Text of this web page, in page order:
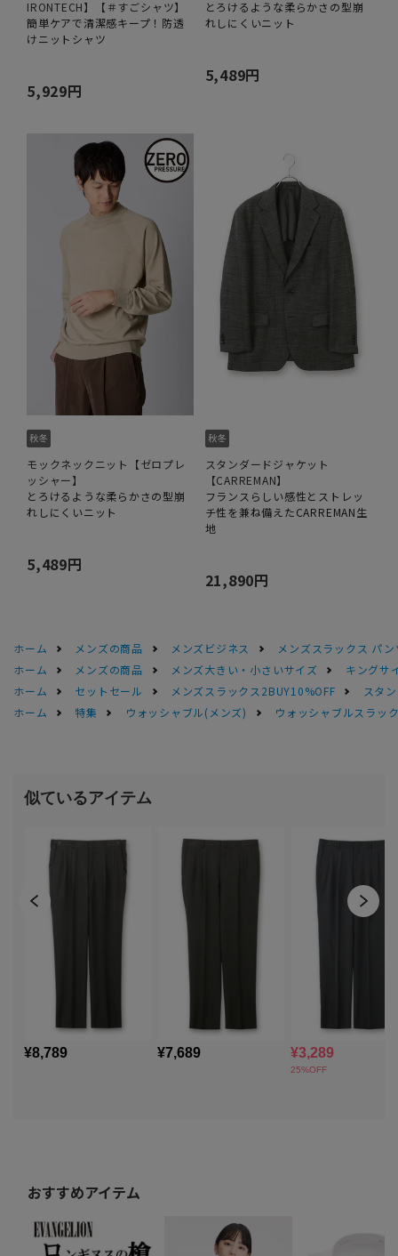
IRONTECH】【＃すごシャツ】
簡単ケアで清潔感キープ！防透
けニットシャツ
5,929円
とろけるような柔らかさの型崩
れしにくいニット
5,489円
モックネックニット【ゼロプレ
ッシャー】
とろけるような柔らかさの型崩
れしにくいニット
5,489円
スタンダードジャケット
【CARREMAN】
フランスらしい感性とストレッ
チ性を兼ね備えたCARREMAN生
地
21,890円
ホーム メンズの商品 メンズビジネス
メンズスラックス パン
ホーム
メンズの商品 メンズ大きい・小さいサイズ
キングサ
ホーム
セットセール メンズスラックス2BUY10%OFF
スタ
ホーム
特集 ウォッシャブル(メンズ) ウォッシャブルスラッ